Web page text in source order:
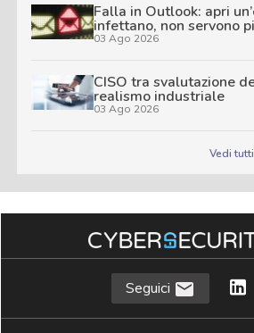
Falla in Outlook: apri
infettano, non servono
03 Ago 2026
CISO tra svalutazione
realismo industriale
03 Ago 2026
Vedi
Seguici